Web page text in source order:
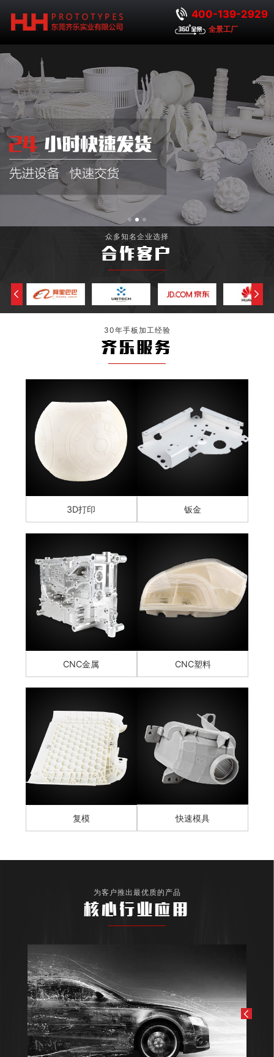
400-139-2929
全景工厂
众多知名企业选择
合作客户
30年手板加工经验
齐乐服务
3D打印 钣金
CNC金属 CNC塑料
复模 快速模具
为客户推出最优质的产品
核心行业应用